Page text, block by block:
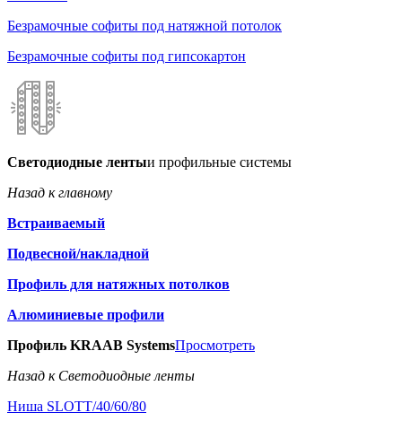
Безрамочные софиты под натяжной потолок
Безрамочные софиты под гипсокартон
Светодиодные лентыи профильные системы
Назад к главному
Встраиваемый
Подвесной/накладной
Профиль для натяжных потолков
Алюминиевые профили
Профиль KRAAB SystemsПросмотреть
Назад к Светодиодные ленты
Ниша SLOTT/40/60/80